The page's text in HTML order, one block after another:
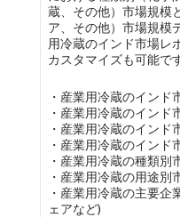
蔵、その他）市場規模
ア、その他）市場規模
用冷蔵のインド市場レ
カスタマイズも可能です
・産業用冷蔵のインド
・産業用冷蔵のインド
・産業用冷蔵のインド
・産業用冷蔵のインド
・産業用冷蔵の種類別
・産業用冷蔵の用途別
・産業用冷蔵の主要企
ェアなど)